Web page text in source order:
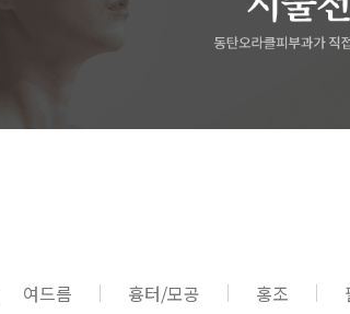
여드름 흉터/모공 홍조